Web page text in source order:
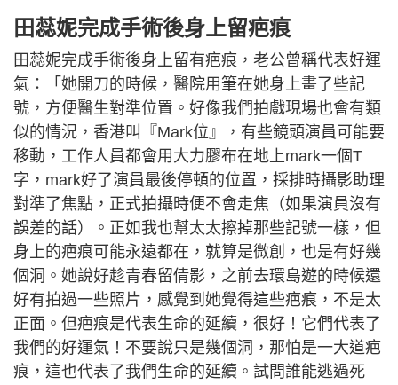
田蕊妮完成手術後身上留疤痕
田蕊妮完成手術後身上留有疤痕，老公曾稱代表好運
氣：「她開刀的時候，醫院用筆在她身上畫了些記
號，方便醫生對準位置。好像我們拍戲現場也會有類
似的情況，香港叫『Mark位』，有些鏡頭演員可能要
移動，工作人員都會用大力膠布在地上mark一個T
字，mark好了演員最後停頓的位置，採排時攝影助理
對準了焦點，正式拍攝時便不會走焦（如果演員沒有
誤差的話）。正如我也幫太太擦掉那些記號一樣，但
身上的疤痕可能永遠都在，就算是微創，也是有好幾
個洞。她說好趁青春留倩影，之前去環島遊的時候還
好有拍過一些照片，感覺到她覺得這些疤痕，不是太
正面。但疤痕是代表生命的延續，很好！它們代表了
我們的好運氣！不要說只是幾個洞，那怕是一大道疤
痕，這也代表了我們生命的延續。試問誰能逃過死